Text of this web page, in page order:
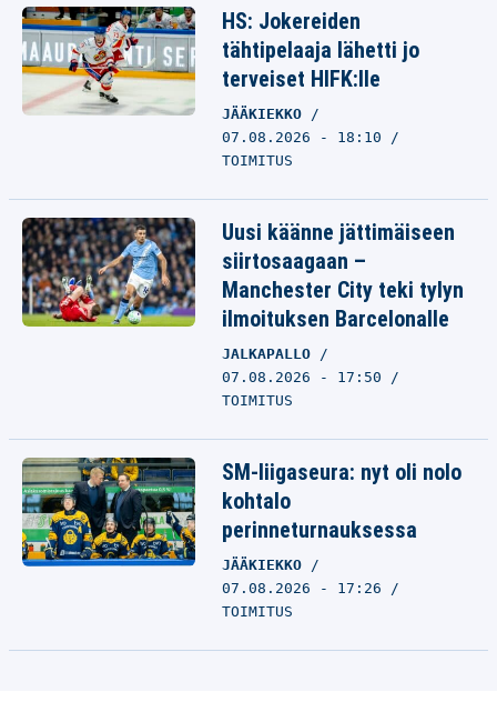
HS: Jokereiden
tähtipelaaja lähetti jo
terveiset HIFK:lle
JÄÄKIEKKO
07.08.2026 - 18:10
TOIMITUS
Uusi käänne jättimäiseen
siirtosaagaan –
Manchester City teki tylyn
ilmoituksen Barcelonalle
JALKAPALLO
07.08.2026 - 17:50
TOIMITUS
SM-liigaseura: nyt oli nolo
kohtalo
perinneturnauksessa
JÄÄKIEKKO
07.08.2026 - 17:26
TOIMITUS